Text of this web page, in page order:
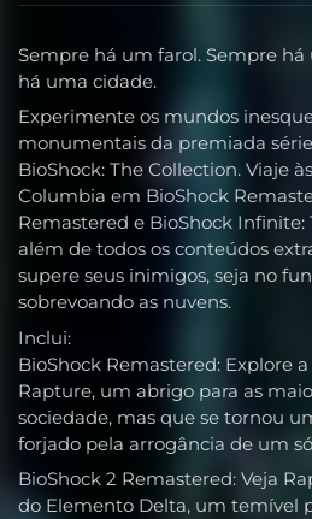
Sempre há um farol. Sempre
há uma cidade.
Experimente os mundos
monumentais da premiada
BioShock: The Collection. Viaje
Columbia em BioShock
Remastered e BioShock
além de todos os conteúdos
supere seus inimigos, seja no
sobrevoando as nuvens.
Inclui:
BioShock Remastered: Explore
Rapture, um abrigo para as
sociedade, mas que se tornou
forjado pela arrogância de um
BioShock 2 Remastered: Veja
do Elemento Delta, um temível